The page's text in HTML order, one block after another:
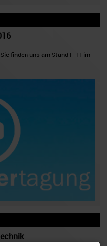
finden uns am Stand F 11 im